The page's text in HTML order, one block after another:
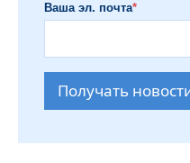
Ваша эл. почта*
Получать